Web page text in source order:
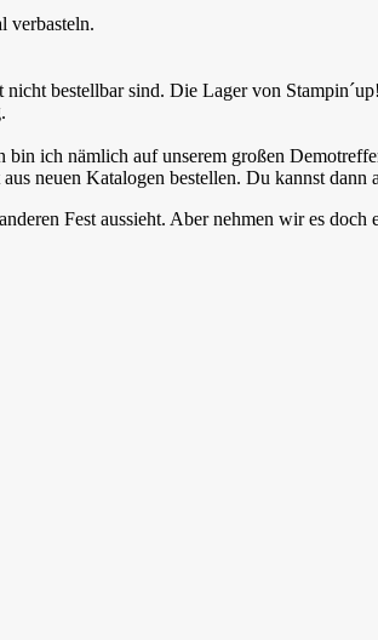
verbasteln.
bestellbar sind. Die Lager von
ich nämlich auf unserem großen
neuen Katalogen bestellen. Du kannst dann
Fest aussieht. Aber nehmen wir es